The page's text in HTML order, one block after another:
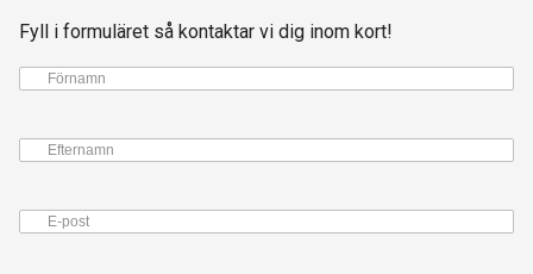
Fyll i formuläret så kontaktar vi dig inom kort!
Förnamn
Efternamn